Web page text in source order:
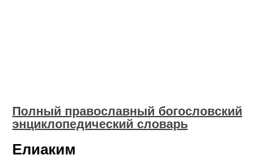
Полный православный богословский
энциклопедический словарь
Елиаким